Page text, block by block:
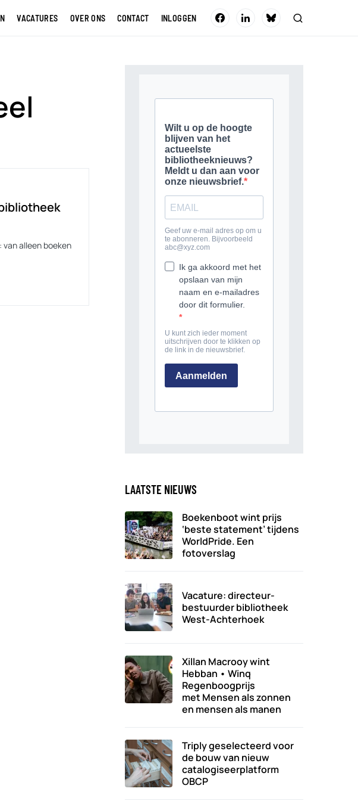
VACATURES OVER ONS CONTACT INLOGGEN
alleen boeken
LAATSTE NIEUWS
Boekenboot wint prijs
‘beste statement’ tijdens
WorldPride. Een
fotoverslag
Vacature: directeur-
bestuurder bibliotheek
West-Achterhoek
Xillan Macrooy wint
Hebban • Winq
Regenboogprijs
met Mensen als zonnen
en mensen als manen
Triply geselecteerd voor
de bouw van nieuw
catalogiseerplatform
OBCP